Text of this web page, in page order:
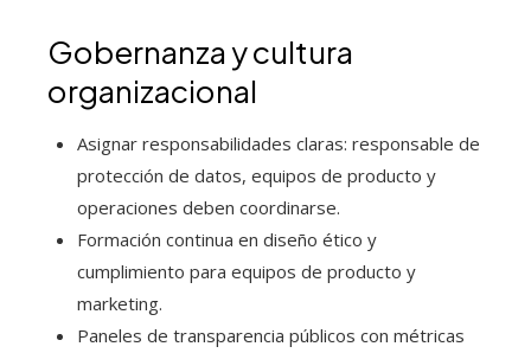
Gobernanza y cultura
organizacional
Asignar responsabilidades claras: responsable de
protección de datos, equipos de producto y
operaciones deben coordinarse.
Formación continua en diseño ético y
cumplimiento para equipos de producto y
marketing.
Paneles de transparencia públicos con métricas